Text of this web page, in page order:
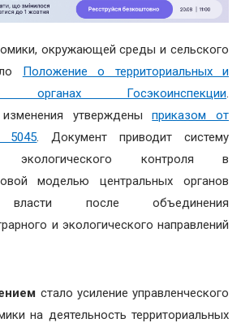
окружающей среды и сельского
Положение о территориальных и
органах Госэкоинспекции.
изменения утвержденыприказом от
. Документ приводит систему
экологического контроля в
моделью центральных органов
власти после объединения
и экологического направлений
стало усиление управленческого
на деятельность территориальных